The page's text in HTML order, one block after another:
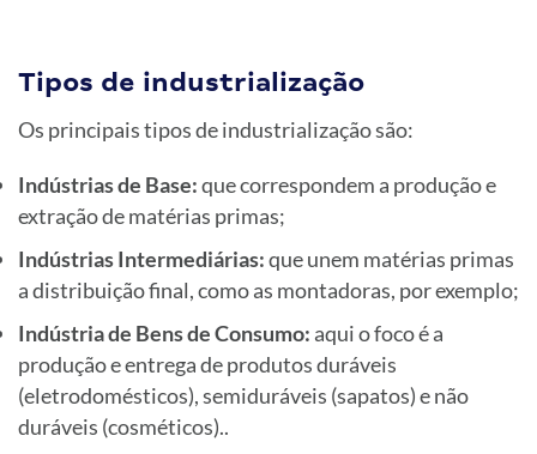
Tipos de industrialização
Os principais tipos de industrialização são:
Indústrias de Base:que correspondem a produção e
extração de matérias primas;
Indústrias Intermediárias:que unem matérias primas
a distribuição final, como as montadoras, por exemplo;
Indústria de Bens de Consumo: aqui o foco é a
produção e entrega de produtos duráveis
(eletrodomésticos), semiduráveis (sapatos) e não
duráveis (cosméticos)..